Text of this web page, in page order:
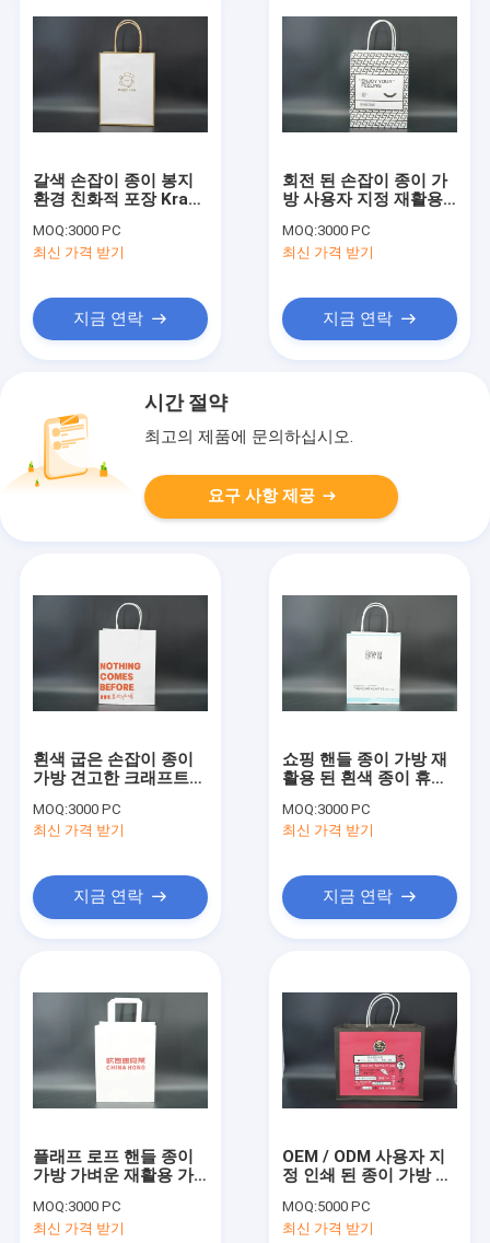
갈색 손잡이 종이 봉지
환경 친화적 포장 Kraft
MOQ:3000 PC
최신 가격 받기
지금 연락
회전 된 손잡이 종이 가
방 사용자 지정 재활용
가방
MOQ:3000 PC
최신 가격 받기
지금 연락
시간 절약
최고의 제품에 문의하십시오.
요구 사항 제공
흰색 굽은 손잡이 종이
가방 견고한 크래프트
MOQ:3000 PC
최신 가격 받기
지금 연락
쇼핑 핸들 종이 가방 재
활용 된 흰색 종이 휴대
MOQ:3000 PC
최신 가격 받기
지금 연락
플래프 로프 핸들 종이
가방 가벼운 재활용 가
MOQ:3000 PC
최신 가격 받기
OEM / ODM 사용자 지
정 인쇄 된 종이 가방 흰
방
MOQ:5000 PC
최신 가격 받기